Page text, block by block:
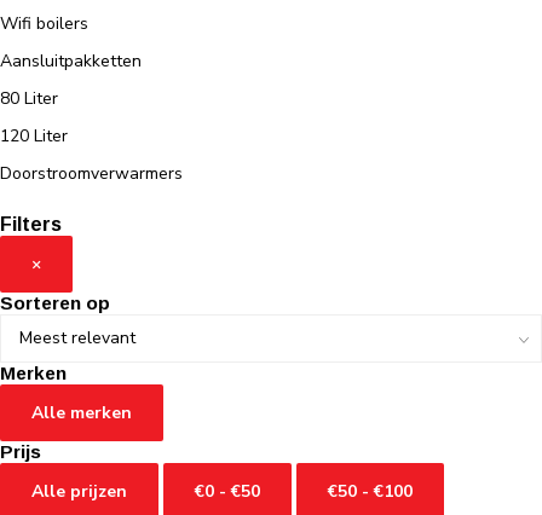
Wifi boilers
Aansluitpakketten
80 Liter
120 Liter
Doorstroomverwarmers
Filters
×
Sorteren op
Merken
Alle merken
Prijs
Alle prijzen €0 - €50 €50 - €100